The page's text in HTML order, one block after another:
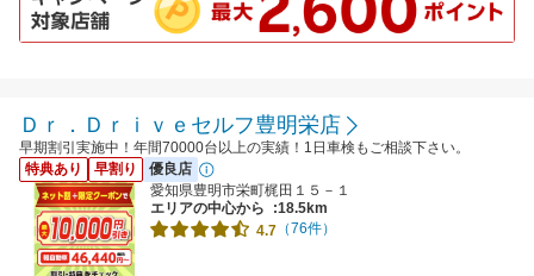
Ｄｒ．Ｄｒｉｖｅセルフ豊明栄店
早期割引実施中！年間70000台以上の実績！1日車検もご相談下さい。
特典あり
早割り
優良店
愛知県豊明市栄町梶田１５－１
エリアの中心から
:18.5km
4.7 （76件）